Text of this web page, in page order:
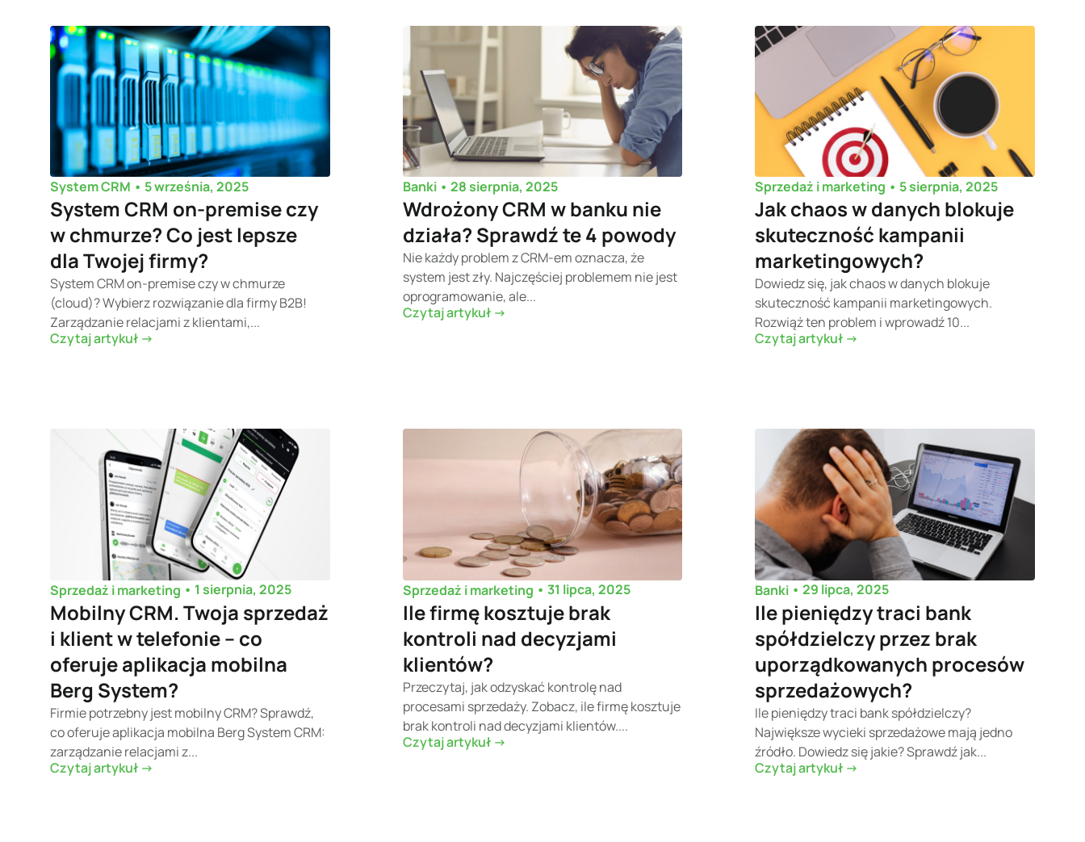
System CRM • 5 września, 2025
System CRM on-premise czy
w chmurze? Co jest lepsze
dla Twojej firmy?
System CRM on-premise czy w chmurze
(cloud)? Wybierz rozwiązanie dla firmy B2B!
Zarządzanie relacjami z klientami,...
Czytaj artykuł ->
Banki • 28 sierpnia, 2025
Wdrożony CRM w banku nie
działa? Sprawdź te 4 powody
Nie każdy problem z CRM-em oznacza, że
system jest zły. Najczęściej problemem nie jest
oprogramowanie, ale...
Czytaj artykuł ->
Sprzedaż i marketing • 5 sierpnia, 2025
Jak chaos w danych blokuje
skuteczność kampanii
marketingowych?
Dowiedz się, jak chaos w danych blokuje
skuteczność kampanii marketingowych.
Rozwiąż ten problem i wprowadź 10...
Czytaj artykuł ->
Sprzedaż i marketing • 1 sierpnia, 2025
Mobilny CRM. Twoja sprzedaż
i klient w telefonie – co
oferuje aplikacja mobilna
Berg System?
Firmie potrzebny jest mobilny CRM? Sprawdź,
co oferuje aplikacja mobilna Berg System CRM:
zarządzanie relacjami z...
Czytaj artykuł ->
Sprzedaż i marketing • 31 lipca, 2025
Ile firmę kosztuje brak
kontroli nad decyzjami
klientów?
Przeczytaj, jak odzyskać kontrolę nad
procesami sprzedaży. Zobacz, ile firmę kosztuje
brak kontroli nad decyzjami klientów....
Czytaj artykuł ->
Banki • 29 lipca, 2025
Ile pieniędzy traci bank
spółdzielczy przez brak
uporządkowanych procesów
sprzedażowych?
Ile pieniędzy traci bank spółdzielczy?
Największe wycieki sprzedażowe mają jedno
źródło. Dowiedz się jakie? Sprawdź jak...
Czytaj artykuł ->